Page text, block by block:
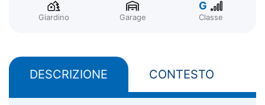
Giardino Garage
G
Classe
DESCRIZIONE CONTESTO